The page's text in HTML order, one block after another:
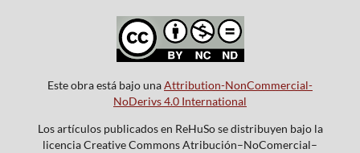
Este obra está bajo unaAttribution-NonCommercial-
NoDerivs 4.0 International
Los artículos publicados en ReHuSo se distribuyen bajo la
licencia Creative Commons Atribución–NoComercial–